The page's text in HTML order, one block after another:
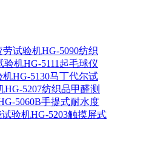
劳试验机HG-5090纺织
验机HG-5111起毛球仪
机HG-5130马丁代尔试
HG-5207纺织品甲醛测
5060B手提式耐水度
试验机HG-5203触摸屏式